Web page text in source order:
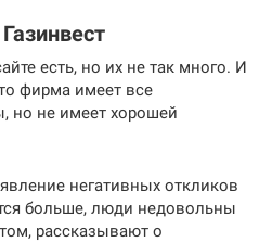
есть, но их не так много. И
фирма имеет все
но не имеет хорошей
негативных откликов
больше, люди недовольны
рассказывают о